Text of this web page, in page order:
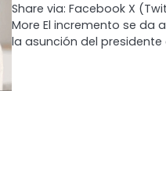
Share via: Facebook X
More El incremento se da
la asunción del presidente